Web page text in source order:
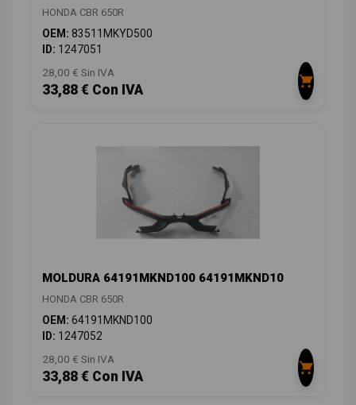
HONDA CBR 650R
OEM: 83511MKYD500
ID: 1247051
28,00 € Sin IVA
33,88 € Con IVA
MOLDURA 64191MKND100 64191MKND10
HONDA CBR 650R
OEM: 64191MKND100
ID: 1247052
28,00 € Sin IVA
33,88 € Con IVA